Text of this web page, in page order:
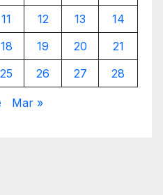
11 12 13
14
18 19 20
21
25 26 27 28
Mar »